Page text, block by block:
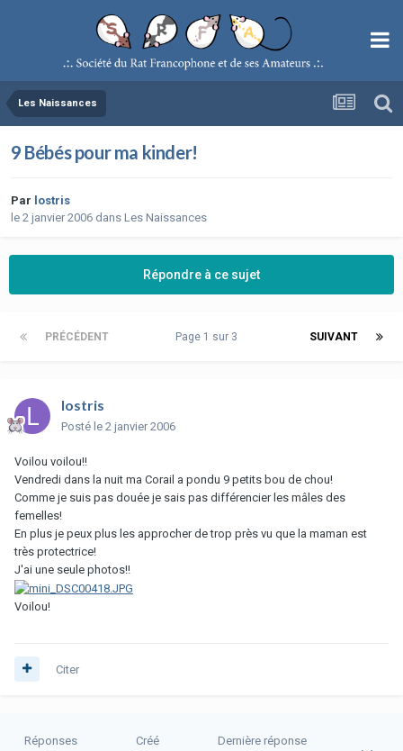
Les Naissances
9 Bébés pour ma kinder!
Par lostris
le 2 janvier 2006 dans Les Naissances
Répondre à ce sujet
PRÉCÉDENT SUIVANT
Page 1 sur 3
lostris
Posté le 2 janvier 2006
Voilou voilou!!
Vendredi dans la nuit ma Corail a pondu 9 petits bou de chou!
Comme je suis pas douée je sais pas différencier les mâles des
femelles!
En plus je peux plus les approcher de trop près vu que la maman est
très protectrice!
J'ai une seule photos!!
Voilou!
Citer
Réponses Créé Dernière réponse